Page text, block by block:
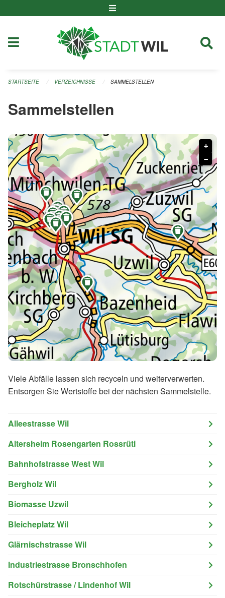
STARTSEITE VERZEICHNISSE SAMMELSTELLEN
Sammelstellen












+
−
Viele Abfälle lassen sich recyceln und weiterverwerten.
Entsorgen Sie Wertstoffe bei der nächsten Sammelstelle.
Alleestrasse Wil
Altersheim Rosengarten Rossrüti
Bahnhofstrasse West Wil
Bergholz Wil
Biomasse Uzwil
Bleicheplatz Wil
Glärnischstrasse Wil
Industriestrasse Bronschhofen
Rotschürstrasse / Lindenhof Wil